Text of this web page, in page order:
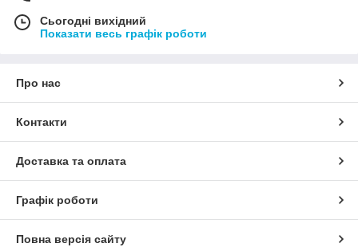
Сьогодні вихідний
Показати весь графік роботи
Про нас
Контакти
Доставка та оплата
Графік роботи
Повна версія сайту